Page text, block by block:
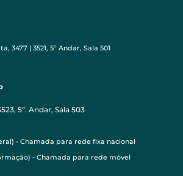
3477 | 3521, 5º Andar, Sala 501
5º. Andar, Sala 503
- Chamada para rede fixa nacional
- Chamada para rede móvel